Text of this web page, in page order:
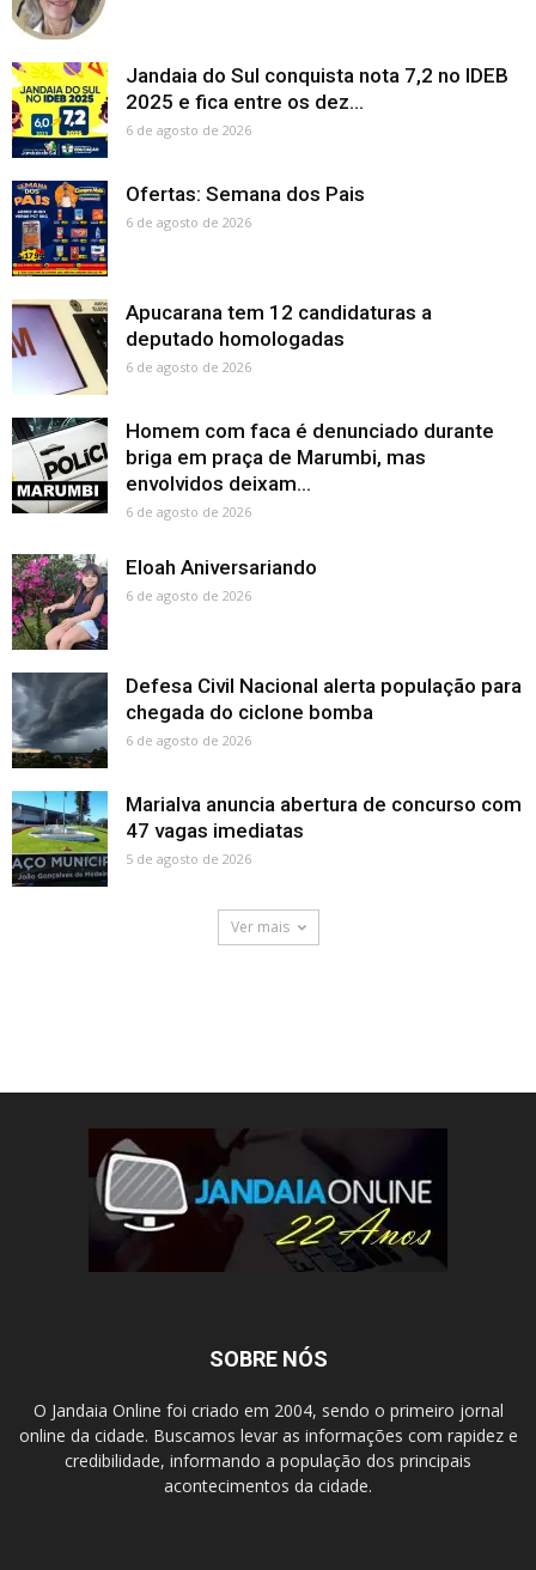
Jandaia do Sul conquista nota 7,2 no IDEB
2025 e fica entre os dez...
6 de agosto de 2026
Ofertas: Semana dos Pais
6 de agosto de 2026
Apucarana tem 12 candidaturas a
deputado homologadas
6 de agosto de 2026
Homem com faca é denunciado durante
briga em praça de Marumbi, mas
envolvidos deixam...
6 de agosto de 2026
Eloah Aniversariando
6 de agosto de 2026
Defesa Civil Nacional alerta população para
chegada do ciclone bomba
6 de agosto de 2026
Marialva anuncia abertura de concurso com
47 vagas imediatas
5 de agosto de 2026
Ver mais
SOBRE NÓS
O Jandaia Online foi criado em 2004, sendo o primeiro jornal
online da cidade. Buscamos levar as informações com rapidez e
credibilidade, informando a população dos principais
acontecimentos da cidade.